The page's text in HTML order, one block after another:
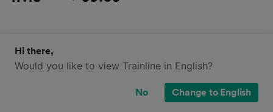
Hi there,
Would you like to view Trainline in English?
No Change to English